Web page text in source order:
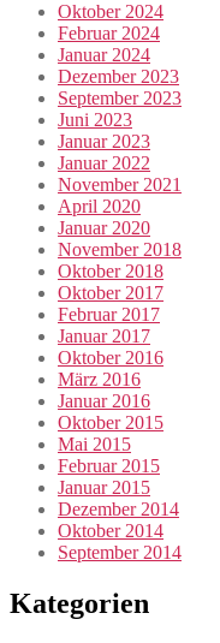
Oktober 2024
Februar 2024
Januar 2024
Dezember 2023
September 2023
Juni 2023
Januar 2023
Januar 2022
November 2021
April 2020
Januar 2020
November 2018
Oktober 2018
Oktober 2017
Februar 2017
Januar 2017
Oktober 2016
März 2016
Januar 2016
Oktober 2015
Mai 2015
Februar 2015
Januar 2015
Dezember 2014
Oktober 2014
September 2014
Kategorien